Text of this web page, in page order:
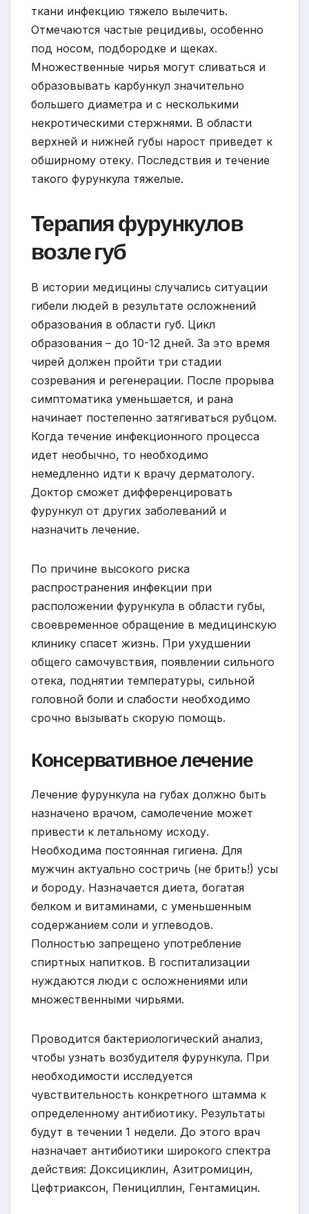
ткани инфекцию тяжело вылечить.
Отмечаются частые рецидивы, особенно
под носом, подбородке и щеках.
Множественные чирья могут сливаться и
образовывать карбункул значительно
большего диаметра и с несколькими
некротическими стержнями. В области
верхней и нижней губы нарост приведет к
обширному отеку. Последствия и течение
такого фурункула тяжелые.
Терапия фурункулов
возле губ
В истории медицины случались ситуации
гибели людей в результате осложнений
образования в области губ. Цикл
образования – до 10-12 дней. За это время
чирей должен пройти три стадии
созревания и регенерации. После прорыва
симптоматика уменьшается, и рана
начинает постепенно затягиваться рубцом.
Когда течение инфекционного процесса
идет необычно, то необходимо
немедленно идти к врачу дерматологу.
Доктор сможет дифференцировать
фурункул от других заболеваний и
назначить лечение.
По причине высокого риска
распространения инфекции при
расположении фурункула в области губы,
своевременное обращение в медицинскую
клинику спасет жизнь. При ухудшении
общего самочувствия, появлении сильного
отека, поднятии температуры, сильной
головной боли и слабости необходимо
срочно вызывать скорую помощь.
Консервативное лечение
Лечение фурункула на губах должно быть
назначено врачом, самолечение может
привести к летальному исходу.
Необходима постоянная гигиена. Для
мужчин актуально состричь (не брить!) усы
и бороду. Назначается диета, богатая
белком и витаминами, с уменьшенным
содержанием соли и углеводов.
Полностью запрещено употребление
спиртных напитков. В госпитализации
нуждаются люди с осложнениями или
множественными чирьями.
Проводится бактериологический анализ,
чтобы узнать возбудителя фурункула. При
необходимости исследуется
чувствительность конкретного штамма к
определенному антибиотику. Результаты
будут в течении 1 недели. До этого врач
назначает антибиотики широкого спектра
действия: Доксициклин, Азитромицин,
Цефтриаксон, Пенициллин, Гентамицин.